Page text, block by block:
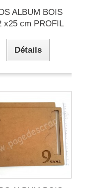
ALBUM BOIS
x25 cm PROFIL
Détails